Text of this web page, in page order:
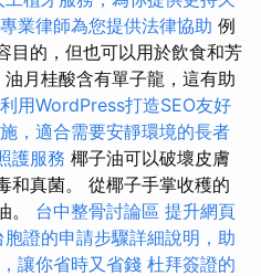
業律師為您提供法律協助 例
目的，但也可以用於飲食和芳
油月桂酸含有單子龍，這有助
利用WordPress打造SEO友好
，適合需要安靜環境的長者
護服務 椰子油可以破壞皮膚
和真菌。 從椰子手掌收穫的
。 台中整骨討論區 提升網頁
胞證的申請步驟詳細說明，助
讓你省時又省錢 杜拜簽證的